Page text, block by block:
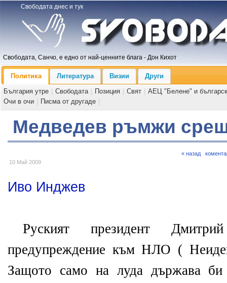
Свободата днес и тук
Свободата, Санчо, е едно от най-ценните блага - Дон Кихот
Политика Литература Визии
Други
България утре
Свободата Позиция Свят
АЕЦ "Белене" и
Очи в очи
Писма от другаде
Медведев ръмжи
10 Май 2009
« назад
Иво Инджев
Руският президент
предупреждение към НЛО (
Защото само на луда държава